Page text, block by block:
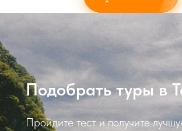
Подобрать туры в
Пройдите тест и получите